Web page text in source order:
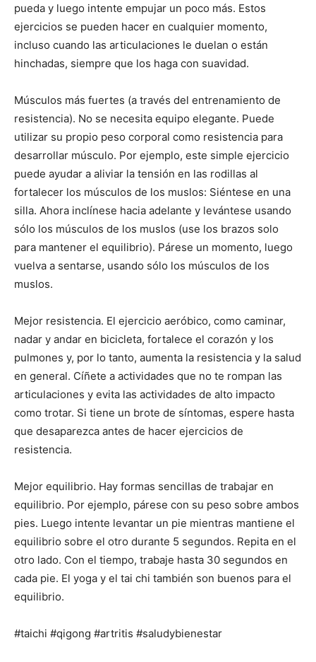
pueda y luego intente empujar un poco más. Estos
ejercicios se pueden hacer en cualquier momento,
incluso cuando las articulaciones le duelan o están
hinchadas, siempre que los haga con suavidad.
Músculos más fuertes (a través del entrenamiento de
resistencia). No se necesita equipo elegante. Puede
utilizar su propio peso corporal como resistencia para
desarrollar músculo. Por ejemplo, este simple ejercicio
puede ayudar a aliviar la tensión en las rodillas al
fortalecer los músculos de los muslos: Siéntese en una
silla. Ahora inclínese hacia adelante y levántese usando
sólo los músculos de los muslos (use los brazos solo
para mantener el equilibrio). Párese un momento, luego
vuelva a sentarse, usando sólo los músculos de los
muslos.
Mejor resistencia. El ejercicio aeróbico, como caminar,
nadar y andar en bicicleta, fortalece el corazón y los
pulmones y, por lo tanto, aumenta la resistencia y la salud
en general. Cíñete a actividades que no te rompan las
articulaciones y evita las actividades de alto impacto
como trotar. Si tiene un brote de síntomas, espere hasta
que desaparezca antes de hacer ejercicios de
resistencia.
Mejor equilibrio. Hay formas sencillas de trabajar en
equilibrio. Por ejemplo, párese con su peso sobre ambos
pies. Luego intente levantar un pie mientras mantiene el
equilibrio sobre el otro durante 5 segundos. Repita en el
otro lado. Con el tiempo, trabaje hasta 30 segundos en
cada pie. El yoga y el tai chi también son buenos para el
equilibrio.
#taichi #qigong #artritis #saludybienestar